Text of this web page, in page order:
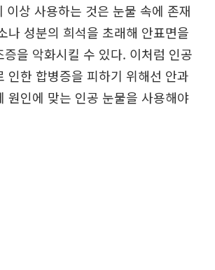
이상 사용하는 것은 눈물 속에 존재
나 성분의 희석을 초래해 안표면을
증을 악화시킬 수 있다. 이처럼 인공
인한 합병증을 피하기 위해선 안과
원인에 맞는 인공 눈물을 사용해야